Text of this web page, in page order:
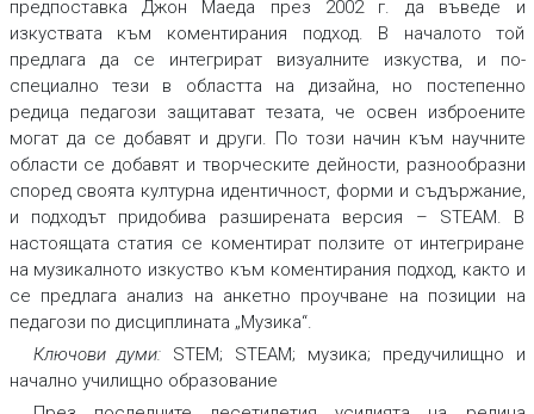
предпоставка Джон Маеда през 2002 г. да въведе и
изкуствата към коментирания подход. В началото той
предлага да се интегрират визуалните изкуства, и по-
специално тези в областта на дизайна, но постепенно
редица педагози защитават тезата, че освен изброените
могат да се добавят и други. По този начин към научните
области се добавят и творческите дейности, разнообразни
според своята културна идентичност, форми и съдържание,
и подходът придобива разширената версия – STEAM. В
настоящата статия се коментират ползите от интегриране
на музикалното изкуство към коментирания подход, както и
се предлага анализ на анкетно проучване на позиции на
педагози по дисциплината „Музика“.
Ключови думи: STEM; STEAM; музика; предучилищно и
начално училищно образование